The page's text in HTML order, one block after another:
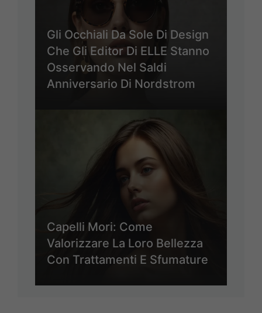
Gli Occhiali Da Sole Di Design
Che Gli Editor Di ELLE Stanno
Osservando Nel Saldi
Anniversario Di Nordstrom
Capelli Mori: Come
Valorizzare La Loro Bellezza
Con Trattamenti E Sfumature